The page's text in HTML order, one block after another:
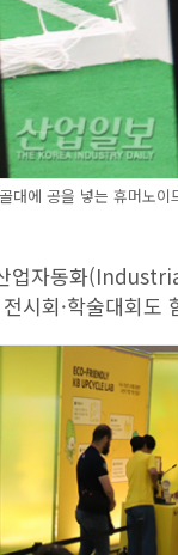
대에 공을 넣는 휴머노이
업자동화
시회·학술대회도